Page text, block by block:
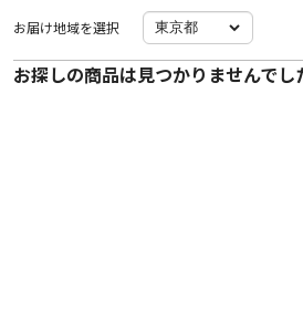
お届け地域を選択
お探しの商品は見つかりませんでし